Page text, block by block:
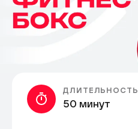
ДЛИТЕЛЬНОСТЬ
50 минут